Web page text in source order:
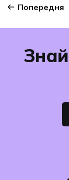
Попередня